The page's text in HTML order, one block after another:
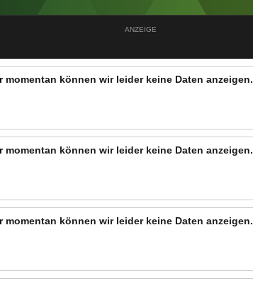
ANZEIGE
können wir leider keine Daten anzeigen.
können wir leider keine Daten anzeigen.
können wir leider keine Daten anzeigen.